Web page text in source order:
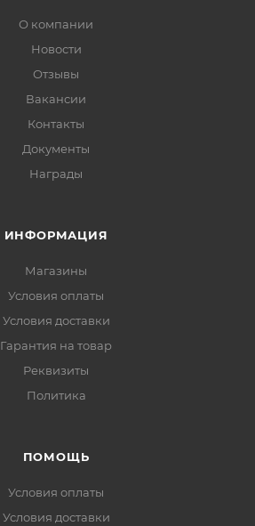
О компании
Новости
Отзывы
Вакансии
Контакты
Документы
Награды
ИНФОРМАЦИЯ
Магазины
Условия оплаты
Условия доставки
Гарантия на товар
Реквизиты
Политика
ПОМОЩЬ
Условия оплаты
Условия доставки